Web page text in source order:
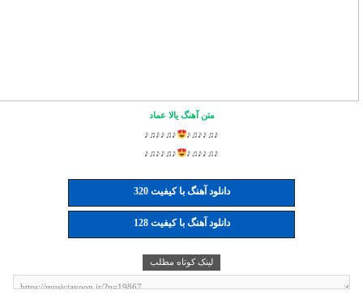
متن آهنگ یالا عماد
♪♫♪♪♫♪
♪♫♪♪♫♪
♪♫♪♪♫♪
♪♫♪♪♫♪
دانلود آهنگ با کیفیت 320
دانلود آهنگ با کیفیت 128
لینک کوتاه مطلب